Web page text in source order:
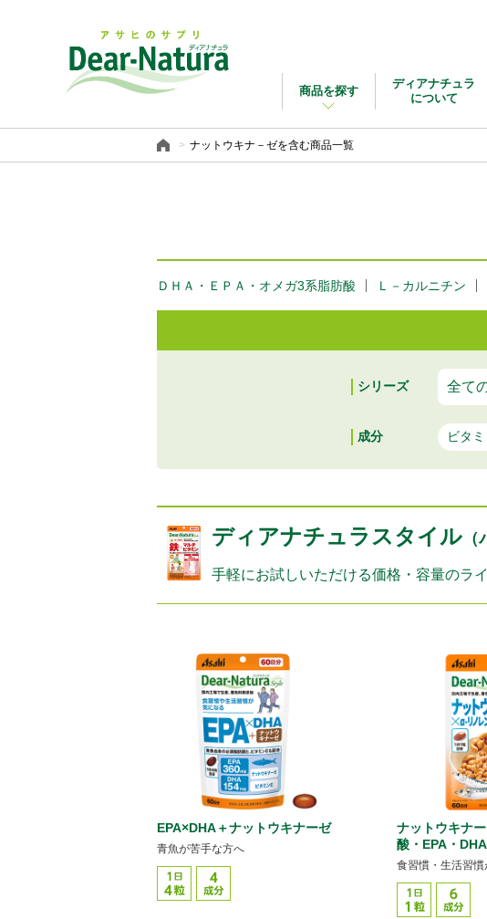
商品を探す
ディアナチュラ
について
ナットウキナ－ゼを含む商品一覧
ＤＨＡ・ＥＰＡ・オメガ3系脂肪酸 Ｌ－カルニチン
シリーズ
成分 ビタ
ディアナチュラスタイル
手軽にお試しいただける価格・容量のラ
EPA×DHA＋ナットウキナーゼ
青魚が苦手な方へ
ナットウキナ
酸・EPA・DHA
食習慣・生活習